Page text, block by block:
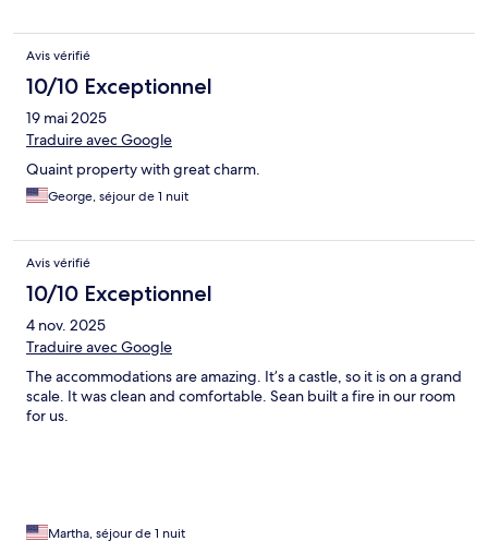
Avis vérifié
10/10 Exceptionnel
19 mai 2025
Traduire avec Google
Quaint property with great charm.
George, séjour de 1 nuit
Avis vérifié
10/10 Exceptionnel
4 nov. 2025
Traduire avec Google
The accommodations are amazing. It’s a castle, so it is on a grand
scale. It was clean and comfortable. Sean built a fire in our room
for us.
Martha, séjour de 1 nuit